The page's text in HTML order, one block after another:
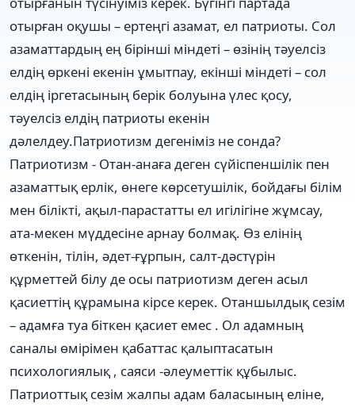
отырған оқушы – ертеңгі азамат, ел патриоты. Сол
азаматтардың ең бірінші міндеті – өзінің тәуелсіз
елдің өркені екенін ұмытпау, екінші міндеті – сол
елдің іргетасының берік болуына үлес қосу,
тәуелсіз елдің патриоты екенін
дәлелдеу.Патриотизм дегеніміз не сонда?
Патриотизм - Отан-анаға деген сүйіспеншілік пен
азаматтық ерлік, өнеге көрсетушілік, бойдағы білім
мен білікті, ақыл-парастатты ел игілігіне жұмсау,
ата-мекен мүддесіне арнау болмақ. Өз елінің
өткенін, тілін, әдет-ғұрпын, салт-дәстүрін
құрметтей білу де осы патриотизм деген асыл
қасиеттің құрамына кірсе керек. Отаншылдық сезім
– адамға туа біткен қасиет емес . Ол адамның
саналы өмірімен қабаттас қалыптасатын
психологиялық , саяси -әлеуметтік құбылыс.
Патриоттық сезім жалпы адам баласының еліне,